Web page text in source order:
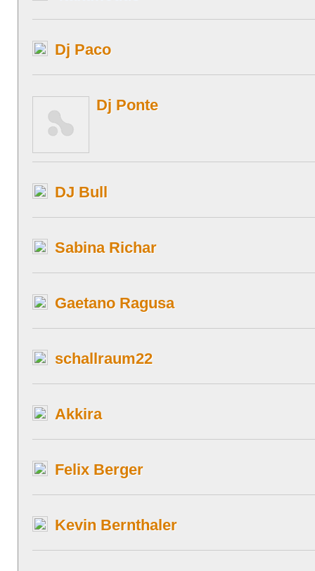
Dj Paco
Dj Ponte
DJ Bull
Sabina Richar
Gaetano Ragusa
schallraum22
Akkira
Felix Berger
Kevin Bernthaler